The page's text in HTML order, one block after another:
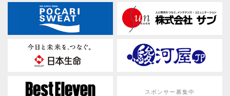
スポンサー募集中